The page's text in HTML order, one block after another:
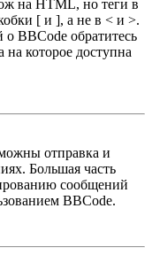
на HTML, но теги в
[ и ], а не в < и >.
BBCode обратитесь
на которое доступна
отправка и
Большая часть
сообщений
BBCode.